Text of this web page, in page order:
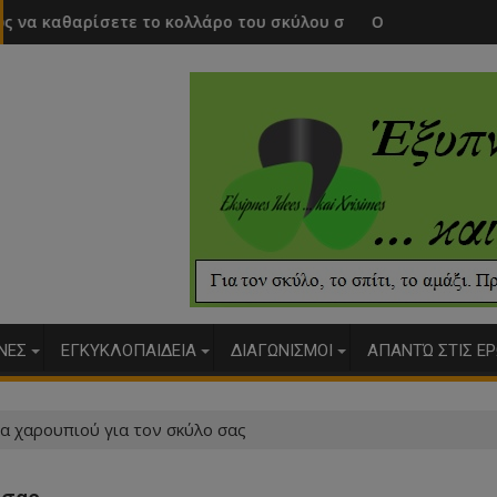
του σκύλου σας Ο σκύλος μου έχει πολλά αέρια. Είναι
ΕΓΚΥΚΛΟΠΑΙΔΕΙΑ ΔΙΑΓΩΝΙΣΜΟΙ ΑΠΑΝΤΏ ΣΤΙΣ
χαρουπιού για τον σκύλο σας